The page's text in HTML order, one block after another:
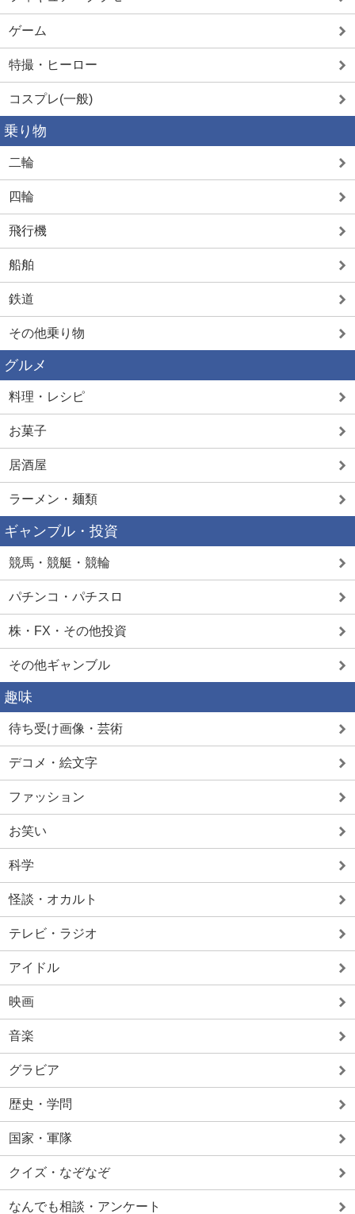
ゲーム
特撮・ヒーロー
コスプレ(一般)
乗り物
二輪
四輪
飛行機
船舶
鉄道
その他乗り物
グルメ
料理・レシピ
お菓子
居酒屋
ラーメン・麺類
ギャンブル・投資
競馬・競艇・競輪
パチンコ・パチスロ
株・FX・その他投資
その他ギャンブル
趣味
待ち受け画像・芸術
デコメ・絵文字
ファッション
お笑い
科学
怪談・オカルト
テレビ・ラジオ
アイドル
映画
音楽
グラビア
歴史・学問
国家・軍隊
クイズ・なぞなぞ
なんでも相談・アンケート